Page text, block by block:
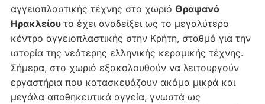
αγγειοπλαστικής τέχνης στο χωριό Θραψανό
Ηρακλείου το έχει αναδείξει ως το μεγαλύτερο
κέντρο αγγειοπλαστικής στην Κρήτη, σταθμό για την
ιστορία της νεότερης ελληνικής κεραμικής τέχνης.
Σήμερα, στο χωριό εξακολουθούν να λειτουργούν
εργαστήρια που κατασκευάζουν ακόμα μικρά και
μεγάλα αποθηκευτικά αγγεία, γνωστά ως